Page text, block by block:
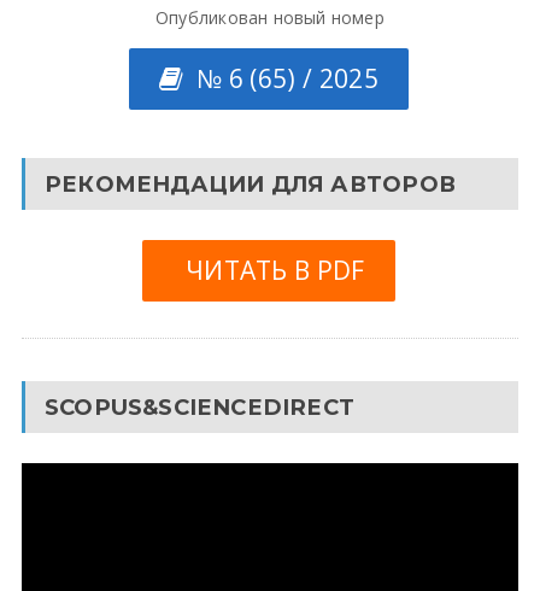
Опубликован новый номер
№ 6 (65) / 2025
РЕКОМЕНДАЦИИ ДЛЯ АВТОРОВ
ЧИТАТЬ В PDF
SCOPUS&SCIENCEDIRECT